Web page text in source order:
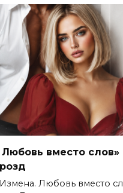
вместо слов»
Любовь вместо